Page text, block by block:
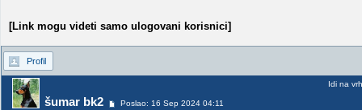
[Link mogu videti samo ulogovani korisnici]
Profil
šumar bk2 Poslao: 16 Sep 2024 04:11
Idi na vrh